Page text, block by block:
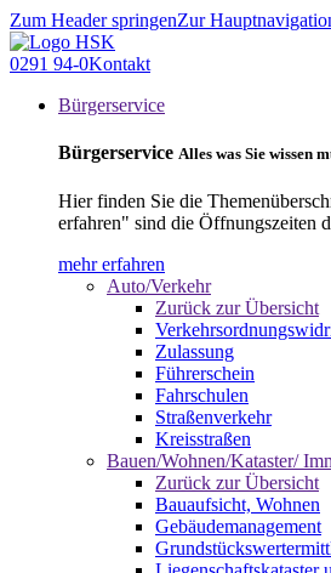
Zum Header springenZur
0291 94-0Kontakt
Bürgerservice
Bürgerservice Alles was Sie wissen
Hier finden Sie die
erfahren" sind die Öffnungszeiten
mehr erfahren
Auto/Verkehr
Zurück zur Übersicht
Zulassung
Führerschein
Fahrschulen
Straßenverkehr
Kreisstraßen
Bauen/Wohnen/Kataster/
Zurück zur Übersicht
Bauaufsicht, Wohnen
Gebäudemanagement